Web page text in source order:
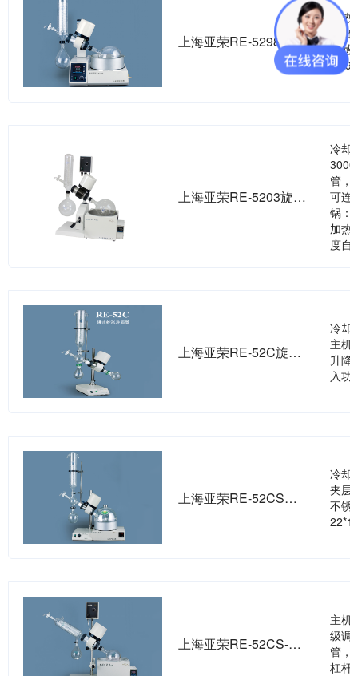
上海亚荣RE-5298A旋转蒸发器
加
进
传感
温-
上海亚荣RE-5203旋转蒸发器
冷却
管，
可连
锅：
加热
度自
上海亚荣RE-52C旋转蒸发器
冷却
主机
升降
入功
上海亚荣RE-52CS旋转蒸发器
冷却
夹层
不锈
上海亚荣RE-52CS-2旋转蒸发器
主机
级调
管，
杠杆